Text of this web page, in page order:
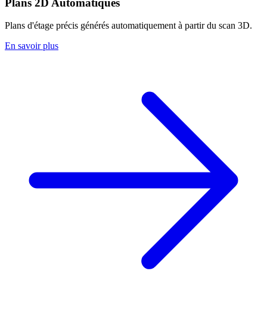
Plans d'étage précis générés automatiquement à partir du scan 3D.
En savoir plus